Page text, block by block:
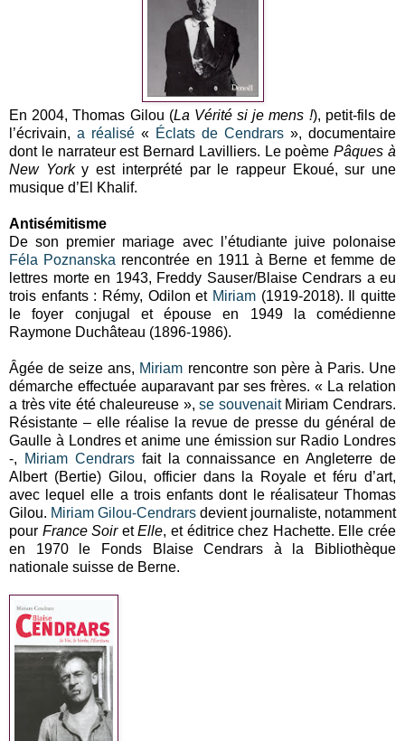
En 2004, Thomas Gilou (La Vérité si je mens !), petit-fils de
l’écrivain, a réalisé « Éclats de Cendrars », documentaire
dont le narrateur est Bernard Lavilliers. Le poèmePâques à
New Yorky est interprété par le rappeur Ekoué, sur une
musique d’El Khalif.
Antisémitisme
De son premier mariage avec l’étudiante juive polonaise
Féla Poznanska rencontrée en 1911 à Berne et femme de
lettres morte en 1943, Freddy Sauser/Blaise Cendrars a eu
trois enfants : Rémy, Odilon et Miriam (1919-2018). Il quitte
le foyer conjugal et épouse en 1949 la comédienne
Raymone Duchâteau (1896-1986).
Âgée de seize ans, Miriam rencontre son père à Paris. Une
démarche effectuée auparavant par ses frères. « La relation
a très vite été chaleureuse »,se souvenaitMiriam Cendrars.
Résistante – elle réalise la revue de presse du général de
Gaulle à Londres et anime une émission sur Radio Londres
-,
Miriam Cendrarsfait la connaissance en Angleterre de
Albert (Bertie) Gilou, officier dans la Royale et féru d’art,
avec lequel elle a trois enfants dont le réalisateur Thomas
Gilou. Miriam Gilou-Cendrars devient journaliste, notamment
pour France SoiretElle, et éditrice chez Hachette. Elle crée
en 1970 le Fonds Blaise Cendrars à la Bibliothèque
nationale suisse de Berne.